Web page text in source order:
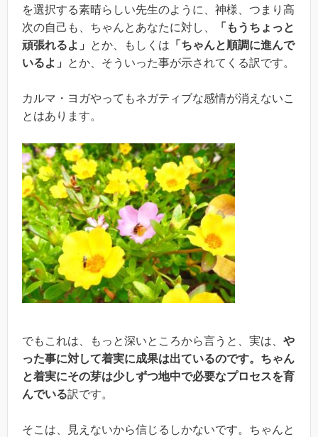
を選択する素晴らしい先生のように、神様、つまり高
次の自己も、ちゃんとあなたに対し、
「もうちょっと
頑張れるよ」
とか、もしくは 「ちゃんと順調に進んで
いるよ」
とか、そういった事が示されてくる訳です。
カルマ・ヨガやってもネガティブな感情が消えないこ
とはあります。
でもこれは、もっと深いところから言うと、実は、 や
った事に対して着実に成果は出ているのです。ちゃん
と着実にその芽は少しずつ地中で必要なプロセスを育
んでいる訳です。
そこは、見えないから信じるしかないです。ちゃんと